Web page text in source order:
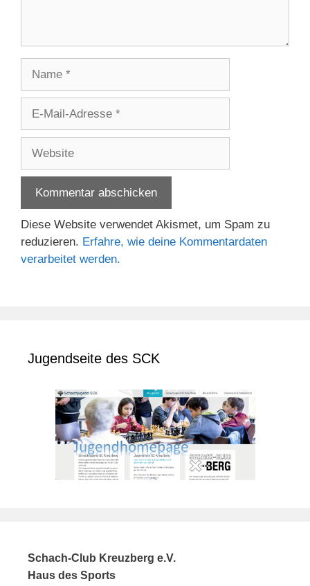
Adresse
Diese Website verwendet Akismet, um Spam zu
reduzieren. Erfahre, wie deine Kommentardaten
verarbeitet werden.
Jugendseite des SCK
Schach-Club Kreuzberg e.V.
Haus des Sports